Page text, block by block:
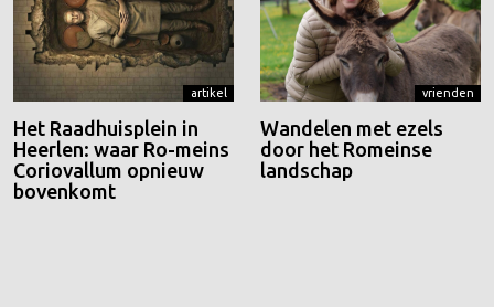
artikel
Het Raadhuisplein in
Heerlen: waar Ro-meins
Coriovallum opnieuw
bovenkomt
vrienden
Wandelen met ezels
door het Romeinse
landschap